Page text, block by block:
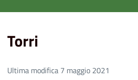
Torri
Ultima modifica 7 maggio 2021